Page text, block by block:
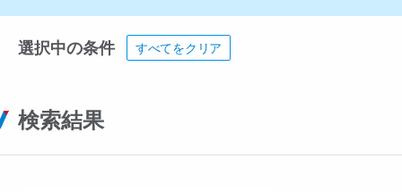
選択中の条件 すべてをクリア
検索結果